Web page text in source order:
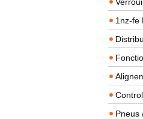
1nz-fe
Pneus